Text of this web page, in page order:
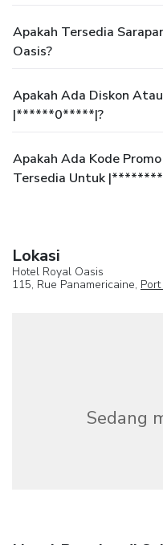
Apakah Tersedia
Oasis?
Apakah Ada Diskon
|******0*****|?
Apakah Ada Kode
Tersedia Untuk
Lokasi
Hotel Royal Oasis
115, Rue Panamericaine,
Sedang